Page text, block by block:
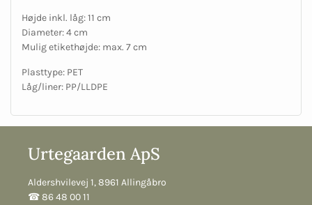
Højde inkl. låg: 11 cm
Diameter: 4 cm
Mulig etikethøjde: max. 7 cm
Plasttype: PET
Låg/liner: PP/LLDPE
Urtegaarden ApS
Aldershvilevej 1, 8961 Allingåbro
☎︎ 86 48 00 11